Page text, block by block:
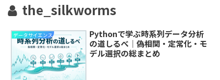
the_silkworms
データサイエンス
Pythonで学ぶ時系列データ分析
の道しるべ｜偽相関・定常化・モ
デル選択の総まとめ